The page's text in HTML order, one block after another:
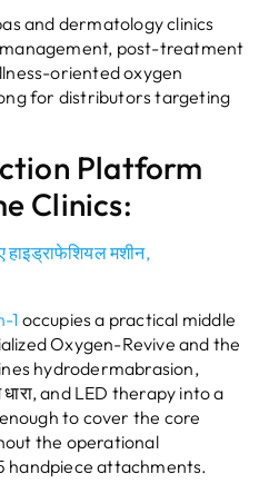
and dermatology clinics
, post-treatment
oriented oxygen
for distributors targeting
Platform
Clinics:
हाइड्राफेशियल मशीन,
1 occupies a practical middle
Oxygen-Revive and the
hydrodermabrasion,
and LED therapy into a
to cover the core
the operational
handpiece attachments.